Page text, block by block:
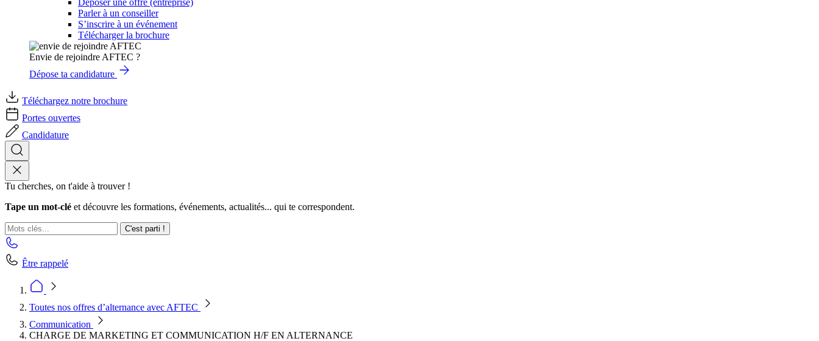
Déposer une offre (entreprise)
Parler à un conseiller
S’inscrire à un événement
Télécharger la brochure
Envie de rejoindre AFTEC ?
Dépose ta candidature
Téléchargez notre brochure
Portes ouvertes
Candidature
Tu cherches, on t'aide à trouver !
Tape un mot-clé et découvre les formations, événements, actualités... qui te correspondent.
C'est parti !
Être rappelé
Toutes nos offres d’alternance avec AFTEC
Communication
CHARGE DE MARKETING ET COMMUNICATION H/F EN ALTERNANCE